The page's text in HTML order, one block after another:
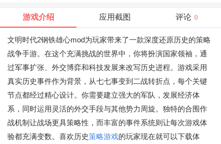
游戏介绍 应用截图 评论 0
文明时代2钢铁雄心mod为玩家带来了一款深度还原历史的策略
战争手游。在这个充满挑战的世界中，你将扮演国家领袖，通
过军事扩张、外交博弈和科技发展来改写历史进程。游戏采用
真实历史事件作为背景，从七七事变到二战转折点，每个关键
节点都经过精心设计。你需要建立强大的军队，发展经济体
系，同时运用灵活的外交手段与其他势力周旋。独特的合围作
战机制让战场更具策略性，而丰富的事件系统则让每次游戏体
验都充满变数。喜欢历史策略游戏的玩家现在就可以下载体